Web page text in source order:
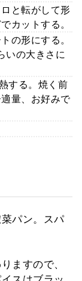
と転がして形
カットする。
の形にする。
いの大きさに
する。焼く前
量、お好みで
パン。スパ
ますので、